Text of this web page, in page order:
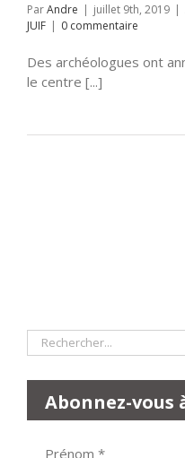
ParAndre | juillet 9th, 2019 |
JUIF | 0 commentaire
Des archéologues ont
le centre [...]
Rechercher:
Abonnez-
Prénom *